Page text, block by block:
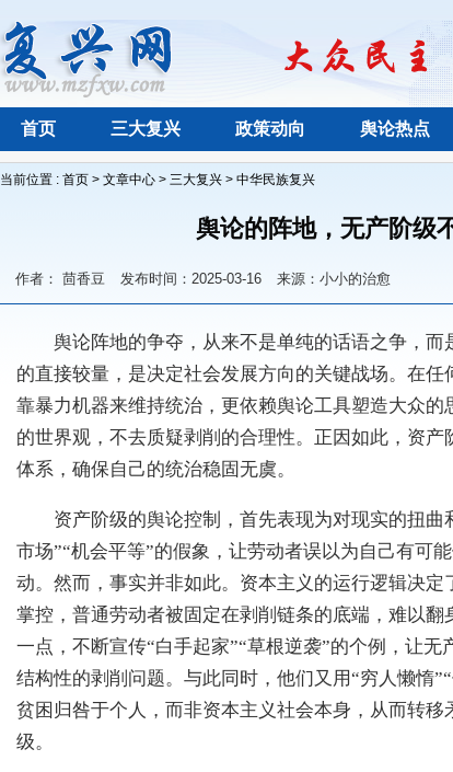
首页 三大复兴 政策动向 舆论热点
当前位置 : 首页 > 文章中心 > 三大复兴 > 中华民族复兴
舆论的阵地，无产阶级
作者： 茴香豆 发布时间：2025-03-16 来源：小小的治愈
舆论阵地的争夺，从来不是单纯的话语之争，而
的直接较量，是决定社会发展方向的关键战场。在
靠暴力机器来维持统治，更依赖舆论工具塑造大众
的世界观，不去质疑剥削的合理性。正因如此，资
体系，确保自己的统治稳固无虞。
资产阶级的舆论控制，首先表现为对现实的扭曲
市场”“机会平等”的假象，让劳动者误以为自己有可
动。然而，事实并非如此。资本主义的运行逻辑决
掌控，普通劳动者被固定在剥削链条的底端，难以
一点，不断宣传“白手起家”“草根逆袭”的个例，让
结构性的剥削问题。与此同时，他们又用“穷人懒惰
贫困归咎于个人，而非资本主义社会本身，从而转
级。